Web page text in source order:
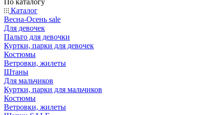
По каталогу
Каталог
Весна-Осень sale
Для девочек
Пальто для девочки
Куртки, парки для девочек
Костюмы
Ветровки, жилеты
Штаны
Для мальчиков
Куртки, парки для мальчиков
Костюмы
Ветровки, жилеты